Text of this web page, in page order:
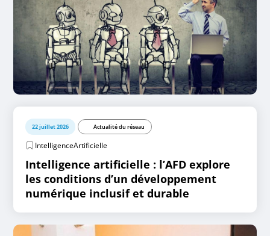
22 juillet 2026 Actualité du réseau
IntelligenceArtificielle
Intelligence artificielle : l’AFD explore
les conditions d’un développement
numérique inclusif et durable